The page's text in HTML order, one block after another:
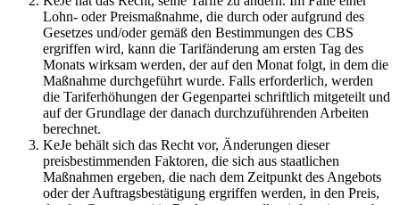
Lohn- oder Preismaßnahme, die durch oder aufgrund des
Gesetzes und/oder gemäß den Bestimmungen des CBS
ergriffen wird, kann die Tarifänderung am ersten Tag des
Monats wirksam werden, der auf den Monat folgt, in dem die
Maßnahme durchgeführt wurde. Falls erforderlich, werden
die Tariferhöhungen der Gegenpartei schriftlich mitgeteilt und
auf der Grundlage der danach durchzuführenden Arbeiten
berechnet.
KeJe behält sich das Recht vor, Änderungen dieser
preisbestimmenden Faktoren, die sich aus staatlichen
Maßnahmen ergeben, die nach dem Zeitpunkt des Angebots
oder der Auftragsbestätigung ergriffen werden, in den Preis,